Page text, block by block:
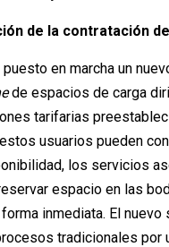
de la contratación
puesto en marcha un
de espacios de carga
tarifarias
usuarios pueden
los servicios
espacio en las
inmediata. El nuevo
tradicionales por